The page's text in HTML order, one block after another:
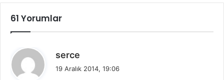
61 Yorumlar
serce
19 Aralık 2014, 19:06